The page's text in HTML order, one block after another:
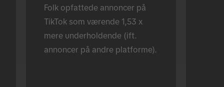
Folk opfattede annoncer på
TikTok som værende 1,53 x
mere underholdende (ift.
annoncer på andre platforme).